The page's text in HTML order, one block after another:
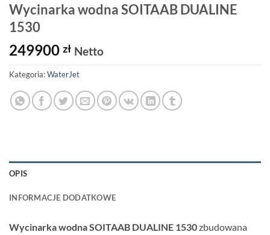
Wycinarka wodna SOITAAB DUALINE
1530
249900 zł Netto
Kategoria:WaterJet
OPIS
INFORMACJE DODATKOWE
Wycinarka wodna SOITAAB DUALINE 1530zbudowana